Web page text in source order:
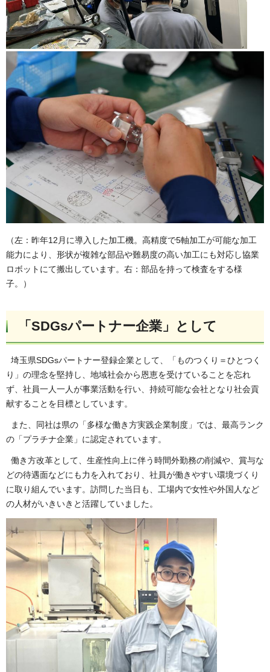
（左：昨年12月に導入した加工機。高精度で5軸加工が可能な加工
能力により、形状が複雑な部品や難易度の高い加工にも対応し協業
ロボットにて搬出しています。右：部品を持って検査をする様
子。）
「SDGsパートナー企業」として
埼玉県SDGsパートナー登録企業として、「ものつくり＝ひとつく
り」の理念を堅持し、地域社会から恩恵を受けていることを忘れ
ず、社員一人一人が事業活動を行い、持続可能な会社となり社会貢
献することを目標としています。
また、同社は県の「多様な働き方実践企業制度」では、最高ランク
の「プラチナ企業」に認定されています。
働き方改革として、生産性向上に伴う時間外勤務の削減や、賞与な
どの待遇面などにも力を入れており、社員が働きやすい環境づくり
に取り組んでいます。訪問した当日も、工場内で女性や外国人など
の人材がいきいきと活躍していました。